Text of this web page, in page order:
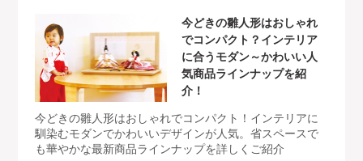
今どきの雛人形はおしゃれ
でコンパクト？インテリア
に合うモダン～かわいい人
気商品ラインナップを紹
介！
今どきの雛人形はおしゃれでコンパクト！インテリアに
馴染むモダンでかわいいデザインが人気。省スペースで
も華やかな最新商品ラインナップを詳しくご紹介